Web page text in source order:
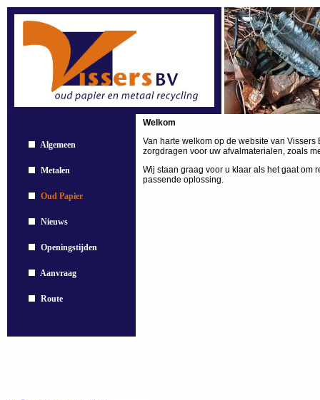
Algemeen
Metalen
Oud Papier
Nieuws
Openingstijden
Aanvraag
Route
Welkom
Van harte welkom op de website van
zorgdragen voor uw afvalmaterialen, zoals
Wij staan graag voor u klaar als het gaat om
passende oplossing.